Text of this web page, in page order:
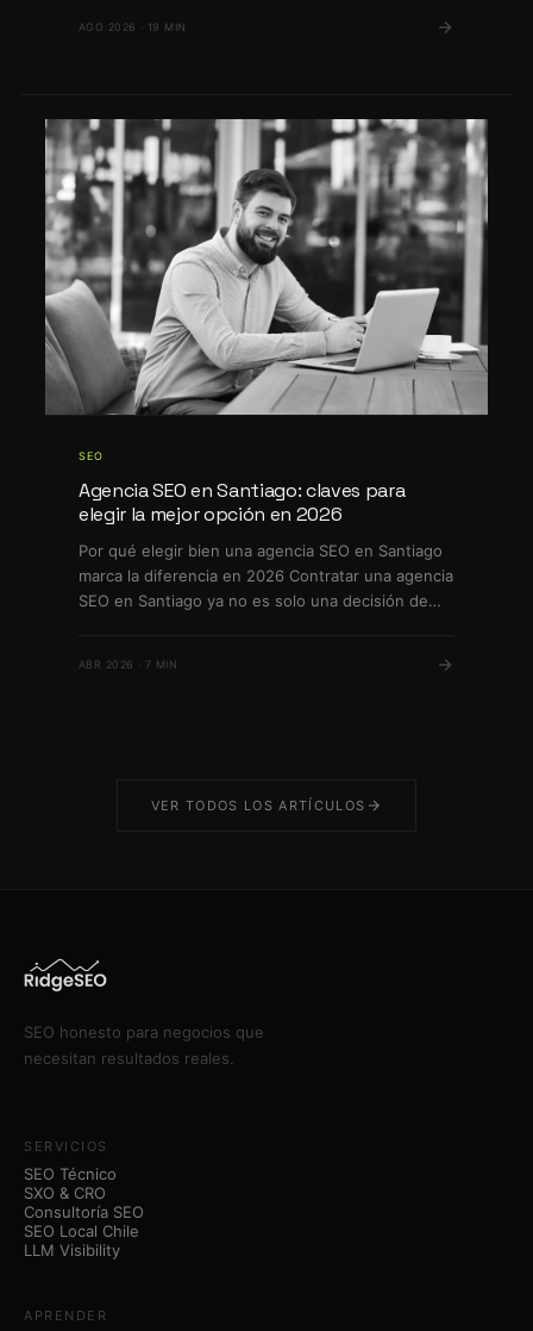
AGO 2026 · 19 MIN
SEO
Agencia SEO en Santiago: claves para
elegir la mejor opción en 2026
Por qué elegir bien una agencia SEO en Santiago
marca la diferencia en 2026 Contratar una agencia
SEO en Santiago ya no es solo una decisión de
ABR 2026 · 7 MIN
VER TODOS LOS ARTÍCULOS
SEO honesto para negocios que
necesitan resultados reales.
SERVICIOS
SEO Técnico
SXO & CRO
Consultoría SEO
SEO Local Chile
LLM Visibility
APRENDER